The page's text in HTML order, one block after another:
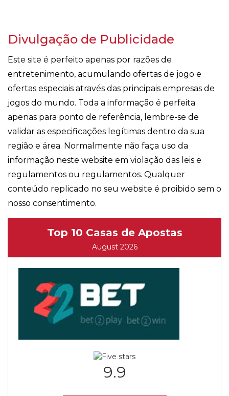
Divulgação de Publicidade
Este site é perfeito apenas por razões de
entretenimento, acumulando ofertas de jogo e
ofertas especiais através das principais empresas de
jogos do mundo. Toda a informação é perfeita
apenas para ponto de referência, lembre-se de
validar as especificações legítimas dentro da sua
região e área. Normalmente não faça uso da
informação neste website em violação das leis e
regulamentos ou regulamentos. Qualquer
conteúdo replicado no seu website é proibido sem o
nosso consentimento.
Top 10 Casas de Apostas
August 2026
9.9